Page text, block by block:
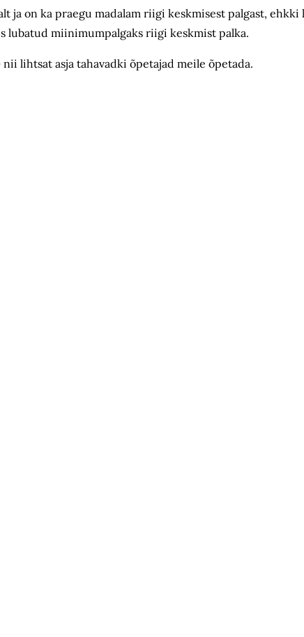
ja on ka praegu madalam riigi keskmisest palgast,
lubatud miinimumpalgaks riigi keskmist palka.
lihtsat asja tahavadki õpetajad meile õpetada.